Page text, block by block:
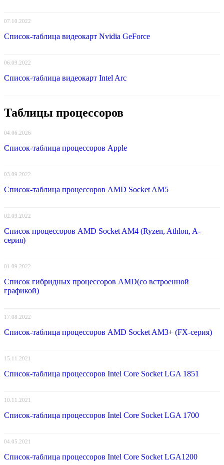
07.10.2022
Список-таблица видеокарт Nvidia GeForce
06.09.2022
Список-таблица видеокарт Intel Arc
Таблицы процессоров
04.06.2026
Список-таблица процессоров Apple
03.09.2022
Список-таблица процессоров AMD Socket AM5
02.09.2022
Список процессоров AMD Socket AM4 (Ryzen, Athlon, A-
серия)
01.09.2022
Список гибридных процессоров AMD(со встроенной
графикой)
17.08.2022
Список-таблица процессоров AMD Socket AM3+ (FX-серия)
15.11.2021
Список-таблица процессоров Intel Core Socket LGA 1851
10.11.2021
Список-таблица процессоров Intel Core Socket LGA 1700
04.05.2021
Список-таблица процессоров Intel Core Socket LGA1200